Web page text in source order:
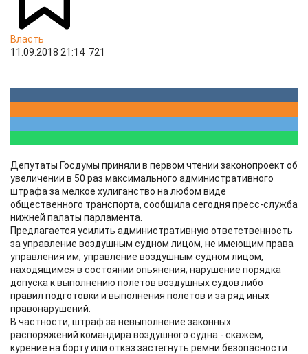
Власть
11.09.2018 21:14 721
Депутаты Госдумы приняли в первом чтении законопроект об
увеличении в 50 раз максимального административного
штрафа за мелкое хулиганство на любом виде
общественного транспорта, сообщила сегодня пресс-служба
нижней палаты парламента.
Предлагается усилить административную ответственность
за управление воздушным судном лицом, не имеющим права
управления им; управление воздушным судном лицом,
находящимся в состоянии опьянения; нарушение порядка
допуска к выполнению полетов воздушных судов либо
правил подготовки и выполнения полетов и за ряд иных
правонарушений.
В частности, штраф за невыполнение законных
распоряжений командира воздушного судна - скажем,
курение на борту или отказ застегнуть ремни безопасности